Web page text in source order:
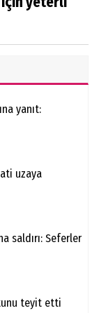
yanıt:
uzaya
saldırı: Seferler
teyit etti